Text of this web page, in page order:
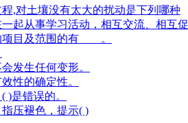
,对土壤没有太大的扰动是下列哪种
起从事学习活动，相互交流、相互促
目及范围的有____。
发生任何变形。
性的确定性。
)是错误的。
压褪色，提示( )